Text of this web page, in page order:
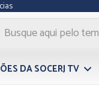
DA SOCERJ TV